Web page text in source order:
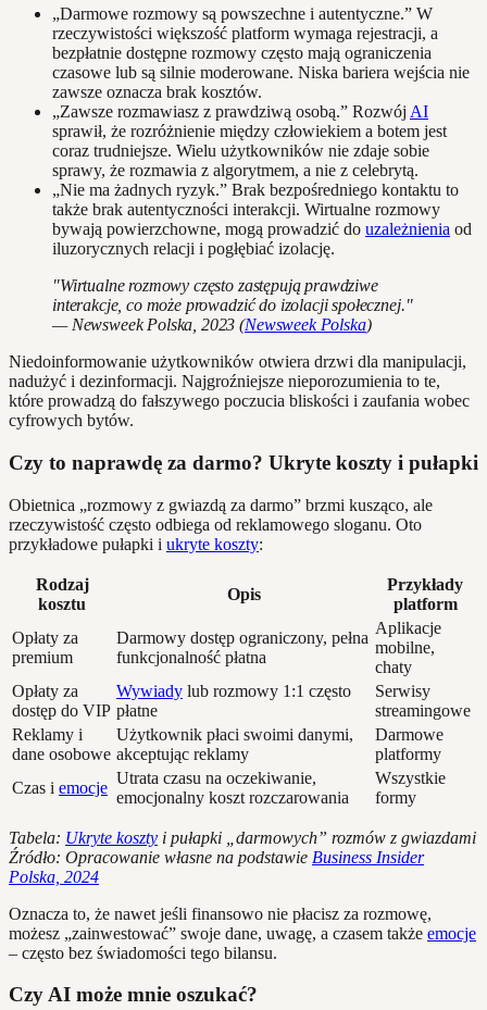
„Darmowe rozmowy są powszechne i autentyczne.” W
rzeczywistości większość platform wymaga rejestracji, a
bezpłatnie dostępne rozmowy często mają ograniczenia
czasowe lub są silnie moderowane. Niska bariera wejścia nie
zawsze oznacza brak kosztów.
„Zawsze rozmawiasz z prawdziwą osobą.” Rozwój AI
sprawił, że rozróżnienie między człowiekiem a botem jest
coraz trudniejsze. Wielu użytkowników nie zdaje sobie
sprawy, że rozmawia z algorytmem, a nie z celebrytą.
„Nie ma żadnych ryzyk.” Brak bezpośredniego kontaktu to
także brak autentyczności interakcji. Wirtualne rozmowy
bywają powierzchowne, mogą prowadzić do uzależnienia od
iluzorycznych relacji i pogłębiać izolację.
"Wirtualne rozmowy często zastępują prawdziwe
interakcje, co może prowadzić do izolacji społecznej."
— Newsweek Polska, 2023 (Newsweek Polska)
Niedoinformowanie użytkowników otwiera drzwi dla manipulacji,
nadużyć i dezinformacji. Najgroźniejsze nieporozumienia to te,
które prowadzą do fałszywego poczucia bliskości i zaufania wobec
cyfrowych bytów.
Czy to naprawdę za darmo? Ukryte koszty i pułapki
Obietnica „rozmowy z gwiazdą za darmo” brzmi kusząco, ale
rzeczywistość często odbiega od reklamowego sloganu. Oto
przykładowe pułapki i ukryte koszty:
Rodzaj
kosztu
Opis
Przykłady
platform
Opłaty za
premium
Darmowy dostęp ograniczony, pełna
funkcjonalność płatna
Aplikacje
mobilne,
chaty
Opłaty za
dostęp do VIP
Wywiady lub rozmowy 1:1 często
płatne
Serwisy
streamingowe
Reklamy i
dane osobowe
Użytkownik płaci swoimi danymi,
akceptując reklamy
Darmowe
platformy
Czas i emocje
Utrata czasu na oczekiwanie,
emocjonalny koszt rozczarowania
Wszystkie
formy
Tabela: Ukryte koszty i pułapki „darmowych” rozmów z gwiazdami
Źródło: Opracowanie własne na podstawie Business Insider
Polska, 2024
Oznacza to, że nawet jeśli finansowo nie płacisz za rozmowę,
możesz „zainwestować” swoje dane, uwagę, a czasem także emocje
– często bez świadomości tego bilansu.
Czy AI może mnie oszukać?